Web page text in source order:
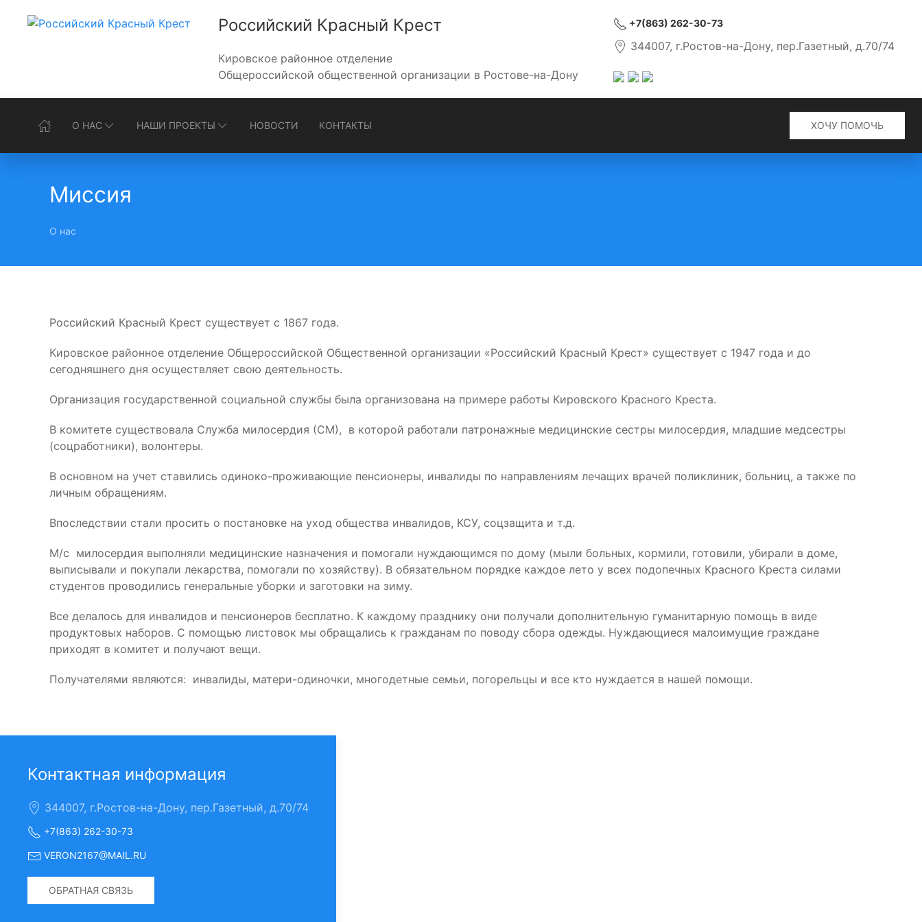
Российский Красный Крест
Кировское районное отделение
Общероссийской общественной организации в Ростове-на-Дону
+7(863) 262-30-73
344007, г.Ростов-на-Дону, пер.Газетный, д.70/74
О НАС НАШИ ПРОЕКТЫ НОВОСТИ КОНТАКТЫ ХОЧУ ПОМОЧЬ
Миссия
О нас
Российский Красный Крест существует с 1867 года.
Кировское районное отделение Общероссийской Общественной организации «Российский Красный Крест» существует с 1947 года и до
сегодняшнего дня осуществляет свою деятельность.
Организация государственной социальной службы была организована на примере работы Кировского Красного Креста.
В комитете существовала Служба милосердия (СМ), в которой работали патронажные медицинские сестры милосердия, младшие медсестры
(соцработники), волонтеры.
В основном на учет ставились одиноко-проживающие пенсионеры, инвалиды по направлениям лечащих врачей поликлиник, больниц, а также по
личным обращениям.
Впоследствии стали просить о постановке на уход общества инвалидов, КСУ, соцзащита и т.д.
М/с милосердия выполняли медицинские назначения и помогали нуждающимся по дому (мыли больных, кормили, готовили, убирали в доме,
выписывали и покупали лекарства, помогали по хозяйству). В обязательном порядке каждое лето у всех подопечных Красного Креста силами
студентов проводились генеральные уборки и заготовки на зиму.
Все делалось для инвалидов и пенсионеров бесплатно. К каждому празднику они получали дополнительную гуманитарную помощь в виде
продуктовых наборов. С помощью листовок мы обращались к гражданам по поводу сбора одежды. Нуждающиеся малоимущие граждане
приходят в комитет и получают вещи.
Получателями являются: инвалиды, матери-одиночки, многодетные семьи, погорельцы и все кто нуждается в нашей помощи.
Контактная информация
344007, г.Ростов-на-Дону, пер.Газетный, д.70/74
+7(863) 262-30-73
VERON2167@MAIL.RU
ОБРАТНАЯ СВЯЗЬ